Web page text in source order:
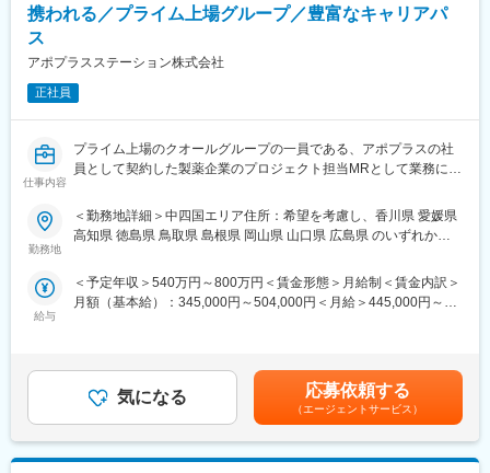
【サポート体制】
す。また知識・スキルレベルを上げるために様々な研修をご用意
しています。
医薬品は「どの成分に、どのような効果があって、誰に使うと良
治療、地域医療課題に貢献することができます。
■安心の研修体制：
└医薬品や医療業界、営業方法についての知識を身につけます。
・導入教育終了後は、Web講義、e-Learning、集合研修を組み合
す。
・現場配属後も月1回以上の面談を設けており、成果を出すための
フォロー体制を整えております。
営業職が目指せます。
にくく、安定した売上を誇っています。
・当社は、東証プライム上場以来、10期連続で増収中のクオール
グループに属しており、主力事業を担っています。
＜社会貢献度の高さ＞
携われる／プライム上場グループ／豊富なキャリアパ
ス
アポプラスステーション株式会社
正社員
仕事内容
プライム上場のクオールグループの一員である、アポプラスの社
員として契約した製薬企業のプロジェクト担当MRとして業務に従
メーカーなどプロジェクトは多岐に渡りますので、今までの経験
を活かせる環境が整っています。
■営業スタイル：担当エリアの医療機関（開業医、病院）を訪問し
用情報を収集を行っていただきます。
・新薬のプロモーション
※プロジェクトマネージャー、スーパーバイザー(SV)より、日々の
活動についてフォローを受けられる環境です。全国にSVを配置
し、素早くフォローができる体制をとっています。
■キャリアパス：コントラクトMRとしての働き方以外にも、スキ
ルアップを図りプロジェクトマネージャー等のマネジメント業
勤務地
＜勤務地詳細＞中四国エリア住所：希望を考慮し、香川県 愛媛県
高知県 徳島県 鳥取県 島根県 岡山県 山口県 広島県 のいずれかに
定める事業所（リモートワーク含む）
給与
＜予定年収＞540万円～800万円＜賃金形態＞月給制＜賃金内訳＞
月額（基本給）：345,000円～504,000円＜月給＞445,000円～
す。※その他の手当は「待遇・福利厚生」欄をご参照ください。昇
給：年1回★頑張りに応じて年収UP★赴任先の評価次第で大幅に
年収をUPできます。（年2回業績給改定）賃金はあくまでも目安
の金額であり、選考を通じて上下する可能性があります。月給(月
額)は固定手当を含めた表記です。
気になる 応募依頼する
（エージェントサービス）